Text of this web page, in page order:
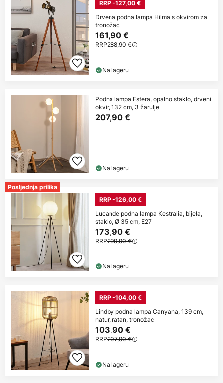
RRP -127,00 €
Drvena podna lampa Hilma s okvirom za
tronožac
161,90 €
RRP288,90 €
Na lageru
Podna lampa Estera, opalno staklo, drveni
okvir, 132 cm, 3 žarulje
207,90 €
Na lageru
Posljednja prilika
RRP -126,00 €
Lucande podna lampa Kestralia, bijela,
staklo, Ø 35 cm, E27
173,90 €
RRP299,90 €
Na lageru
RRP -104,00 €
Lindby podna lampa Canyana, 139 cm,
natur, ratan, tronožac
103,90 €
RRP207,90 €
Na lageru